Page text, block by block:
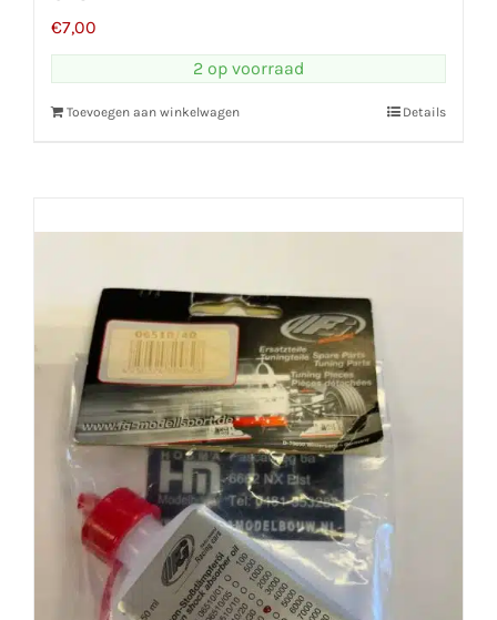
€7,00
2 op voorraad
Toevoegen aan winkelwagen Details